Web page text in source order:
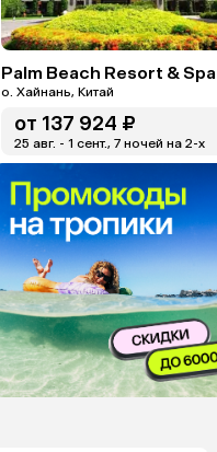
Palm Beach Resort & Spa
о. Хайнань, Китай
от 137 924 ₽
25 авг. - 1 сент., 7 ночей на 2-x